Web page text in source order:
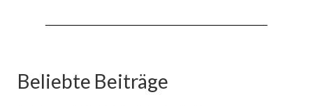
Beliebte Beiträge